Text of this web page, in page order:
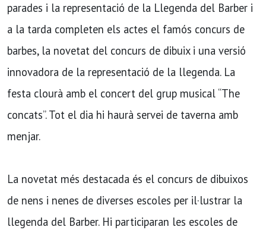
parades i la representació de la Llegenda del Barber i
a la tarda completen els actes el famós concurs de
barbes, la novetat del concurs de dibuix i una versió
innovadora de la representació de la llegenda. La
festa clourà amb el concert del grup musical “The
concats”. Tot el dia hi haurà servei de taverna amb
menjar.
La novetat més destacada és el concurs de dibuixos
de nens i nenes de diverses escoles per il·lustrar la
llegenda del Barber. Hi participaran les escoles de